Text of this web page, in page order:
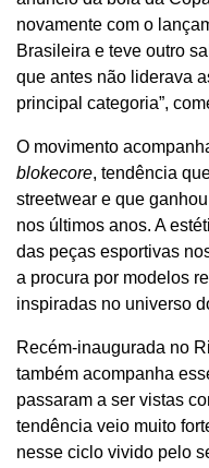
novamente com o
Brasileira e teve outro
que antes não liderava
principal categoria”,
O movimento
blokecore, tendência
streetwear e que
nos últimos anos. A
das peças esportivas
a procura por modelos
inspiradas no universo
Recém-inaugurada no
também acompanha
passaram a ser vistas
tendência veio muito
nesse ciclo vivido pelo